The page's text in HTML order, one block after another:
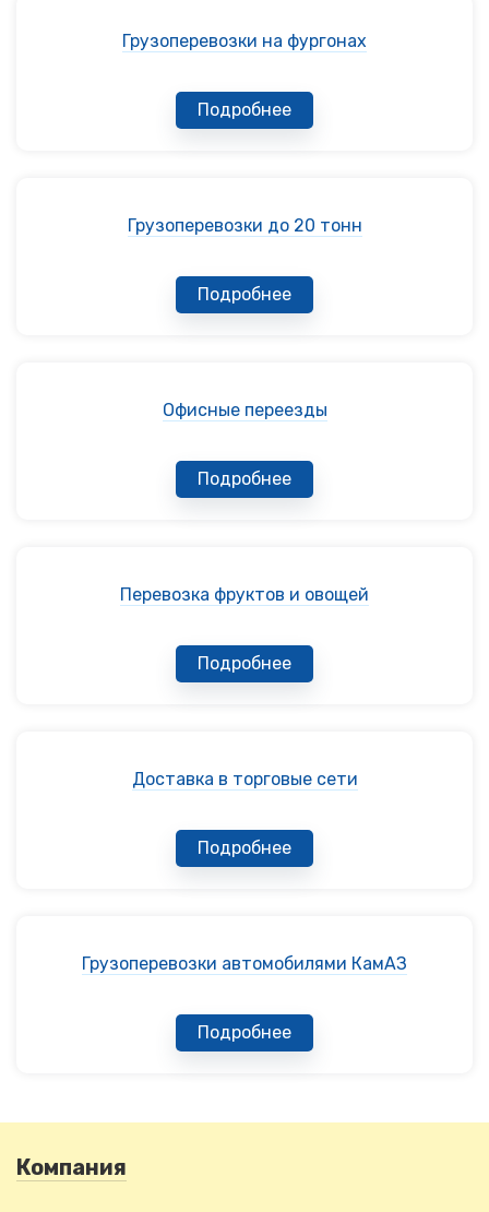
Грузоперевозки на фургонах
Подробнее
Грузоперевозки до 20 тонн
Подробнее
Офисные переезды
Подробнее
Перевозка фруктов и овощей
Подробнее
Доставка в торговые сети
Подробнее
Грузоперевозки автомобилями КамАЗ
Подробнее
Компания